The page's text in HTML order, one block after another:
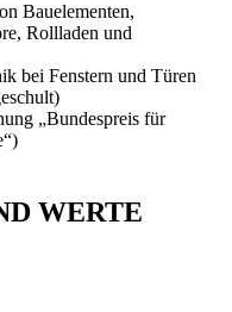
Bauelementen,
Rollladen und
bei Fenstern und Türen
„Bundespreis für
WERTE